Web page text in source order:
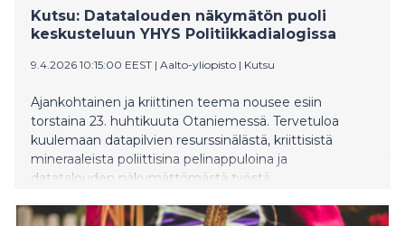
Kutsu: Datatalouden näkymätön puoli
keskusteluun YHYS Politiikkadialogissa
9.4.2026 10:15:00 EEST | Aalto-yliopisto | Kutsu
Ajankohtainen ja kriittinen teema nousee esiin
torstaina 23. huhtikuuta Otaniemessä. Tervetuloa
kuulemaan datapilvien resurssinälästä, kriittisistä
mineraaleista poliittisina pelinappuloina ja
datatalouden näkymättömästä työstä.